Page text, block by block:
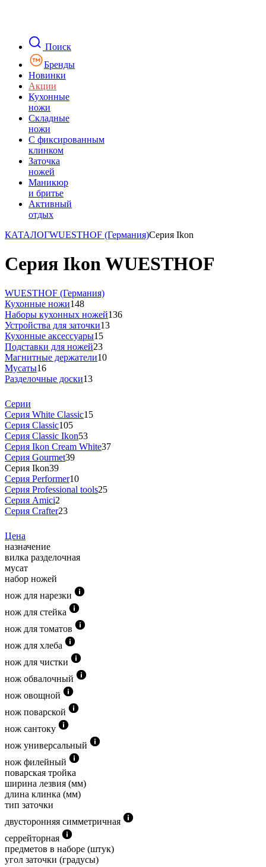
Поиск
Бренды
Новинки
Акции
Кухонные
ножи
Складные
ножи
C фиксированным
клинком
Заточка
ножей
Маникюр
и бритье
Активный
отдых
КАТАЛОГWUESTHOF (Германия)Серия Ikon
Серия Ikon WUESTHOF
WUESTHOF (Германия)
Кухонные ножи148
Наборы кухонных ножей136
Устройства для заточки13
Кухонные аксессуары15
Подставки для ножей23
Магнитные держатели10
Мусаты16
Разделочные доски13
Серии
Серия White Classic15
Серия Classic105
Серия Classic Ikon53
Серия Ikon Cream White37
Серия Gourmet39
Серия Ikon39
Серия Performer10
Серия Professional tools25
Серия Amici2
Серия Crafter23
Цена
назначение
вилка разделочная
мусат
набор ножей
нож для нарезки
нож для стейка
нож для томатов
нож для хлеба
нож для чистки
нож обвалочный
нож овощной
нож поварской
нож сантоку
нож универсальный
нож филейный
поварская тройка
ширина лезвия (мм)
длина клинка (мм)
тип заточки
двусторонняя симметричная
серрейторная
предметов в наборе (штук)
угол заточки (градусы)